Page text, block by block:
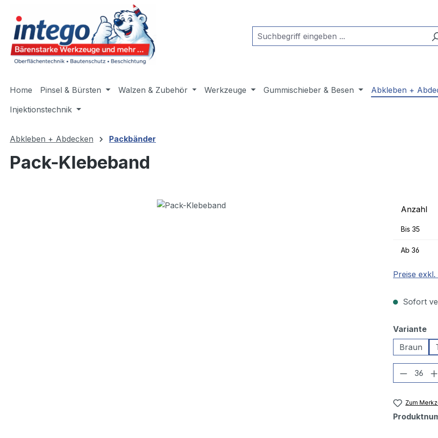
Zur Hauptnavigation springen
Home Pinsel & Bürsten Walzen & Zubehör Werkzeuge Gummischieber & Besen Abkleben +
Injektionstechnik
Abkleben + Abdecken Packbänder
Pack-Klebeband
Anzahl
Bis 35
Ab 36
Preise
Sofort
Variante
Braun
Zum